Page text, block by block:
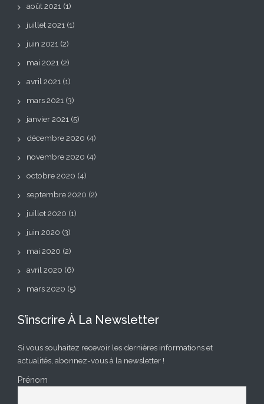
août 2021 (1)
juillet 2021 (1)
juin 2021 (2)
mai 2021 (2)
avril 2021 (1)
mars 2021 (3)
janvier 2021 (5)
décembre 2020 (4)
novembre 2020 (4)
octobre 2020 (4)
septembre 2020 (2)
juillet 2020 (1)
juin 2020 (3)
mai 2020 (2)
avril 2020 (6)
mars 2020 (5)
S’inscrire À La Newsletter
Si vous souhaitez recevoir les dernières informations et
actualités, abonnez-vous à la newsletter !
Prénom